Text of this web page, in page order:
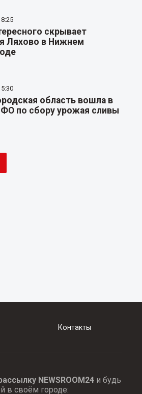
скрывает
Ляхово в Нижнем
область вошла в
по сбору урожая сливы
Контакты
NEWSROOM24и будь
в своём городе: